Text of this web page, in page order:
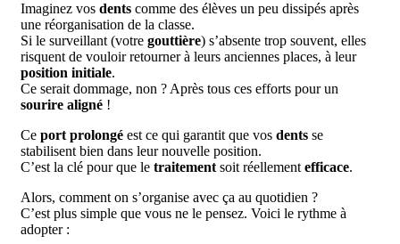
Imaginez vos dents comme des élèves un peu dissipés après
une réorganisation de la classe.
Si le surveillant (votre gouttière) s’absente trop souvent, elles
risquent de vouloir retourner à leurs anciennes places, à leur
position initiale.
Ce serait dommage, non ? Après tous ces efforts pour un
sourire aligné !
Ce port prolongé est ce qui garantit que vos dents se
stabilisent bien dans leur nouvelle position.
C’est la clé pour que le traitement soit réellement efficace.
Alors, comment on s’organise avec ça au quotidien ?
C’est plus simple que vous ne le pensez. Voici le rythme à
adopter :